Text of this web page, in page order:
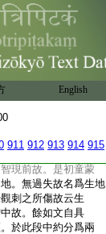
English
911 912 913 914 915
經自具云。一切種一
加行具修多種智故。
云一切智智者。明從
以根本無功用智作
。智現前故者。明如上
已下明得無功之智
事於諸事中無有過
明不動地具有十種
自明。一切世間無能
現前故。是初童蒙
。無過失故名爲生地
刺之所傷故云生
故。餘如文自具
於此段中約分爲兩